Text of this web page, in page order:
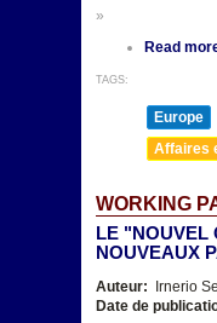
»
Read
TAGS:
Europe
Affaires
WORKING
LE "NOUVEL
NOUVEAUX
Auteur: Irnerio
Date de